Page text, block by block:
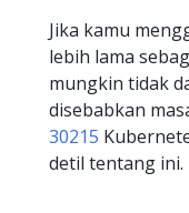
Jika kamu
lebih lama
mungkin tidak
disebabkan
30215
detil tentang ini.